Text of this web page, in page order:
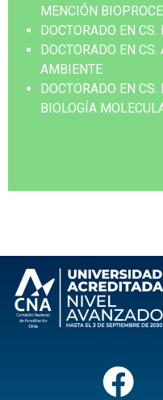
MENCIÓN
DOCTORADO EN CS.
DOCTORADO EN
AMBIENTE
DOCTORADO EN
BIOLOGÍA